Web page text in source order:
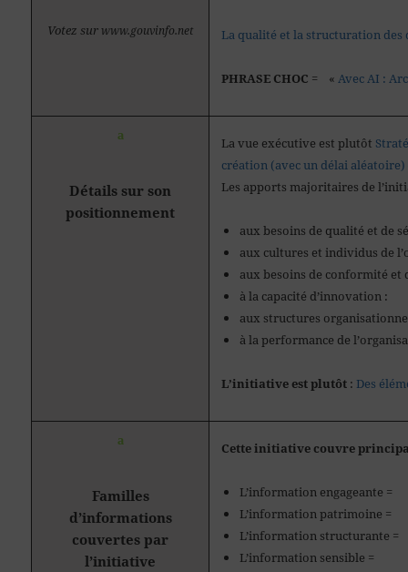
Votez surwww.gouvinfo.net La qualité et la structuration des
PHRASE CHOC = « Avec AI :
ª
Détails sur son
positionnement
La vue exécutive est plutôt
création (avec un délai aléatoire)
Les apports majoritaires de
aux besoins de qualité et
aux cultures et individus de
aux besoins de conformité
à la capacité
aux structures
à la performance de
L’initiative est plutôt : Des
ª
Familles
d’informations
couvertes par
l’initiative
Cette initiative couvre
L’information engageante
L’information
L’information
L’information sensible